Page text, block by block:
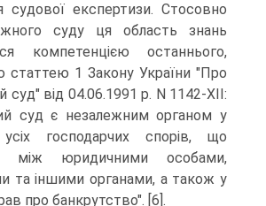
судової експертизи. Стосовно
суду ця область знань
компетенцією останнього,
статтею 1 Закону України "Про
суд" від 04.06.1991 р. N 1142-ХII:
суд є незалежним органом у
господарчих спорiв, що
мiж юридичними особами,
та iншими органами, а також у
про банкрутство". [6].